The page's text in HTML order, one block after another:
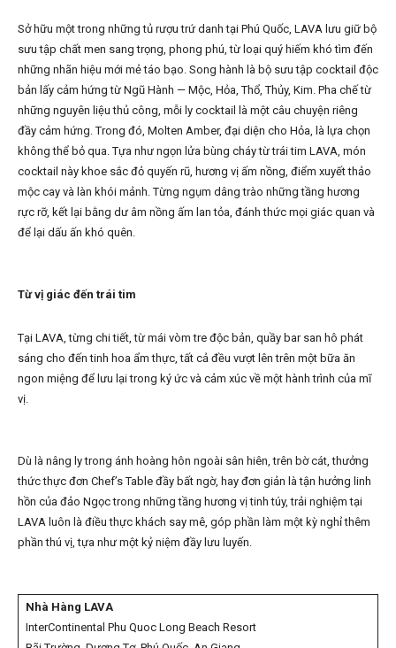
Sở hữu một trong những tủ rượu trứ danh tại Phú Quốc, LAVA lưu giữ bộ
sưu tập chất men sang trọng, phong phú, từ loại quý hiếm khó tìm đến
những nhãn hiệu mới mẻ táo bạo. Song hành là bộ sưu tập cocktail độc
bản lấy cảm hứng từ Ngũ Hành — Mộc, Hỏa, Thổ, Thủy, Kim. Pha chế từ
những nguyên liệu thủ công, mỗi ly cocktail là một câu chuyện riêng
đầy cảm hứng. Trong đó, Molten Amber, đại diện cho Hỏa, là lựa chọn
không thể bỏ qua. Tựa như ngọn lửa bùng cháy từ trái tim LAVA, món
cocktail này khoe sắc đỏ quyến rũ, hương vị ấm nồng, điểm xuyết thảo
mộc cay và làn khói mảnh. Từng ngụm dâng trào những tầng hương
rực rỡ, kết lại bằng dư âm nồng ấm lan tỏa, đánh thức mọi giác quan và
để lại dấu ấn khó quên.
Từ vị giác đến trái tim
Tại LAVA, từng chi tiết, từ mái vòm tre độc bản, quầy bar san hô phát
sáng cho đến tinh hoa ẩm thực, tất cả đều vượt lên trên một bữa ăn
ngon miệng để lưu lại trong ký ức và cảm xúc về một hành trình của mĩ
vị.
Dù là nâng ly trong ánh hoàng hôn ngoài sân hiên, trên bờ cát, thưởng
thức thực đơn Chef’s Table đầy bất ngờ, hay đơn giản là tận hưởng linh
hồn của đảo Ngọc trong những tầng hương vị tinh túy, trải nghiệm tại
LAVA luôn là điều thực khách say mê, góp phần làm một kỳ nghỉ thêm
phần thú vị, tựa như một kỷ niệm đầy lưu luyến.
Nhà Hàng LAVA
InterContinental Phu Quoc Long Beach Resort